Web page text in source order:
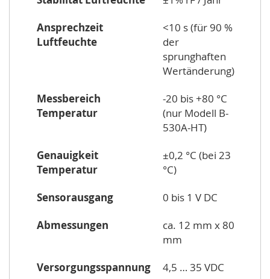
Ansprechzeit
Luftfeuchte
<10 s (für 90 %
der
sprunghaften
Wertänderung)
Messbereich
Temperatur
-20 bis +80 °C
(nur Modell B-
530A-HT)
Genauigkeit
Temperatur
±0,2 °C (bei 23
°C)
Sensorausgang
0 bis 1 V DC
Abmessungen
ca. 12 mm x 80
mm
Versorgungsspannung
4,5 … 35 VDC